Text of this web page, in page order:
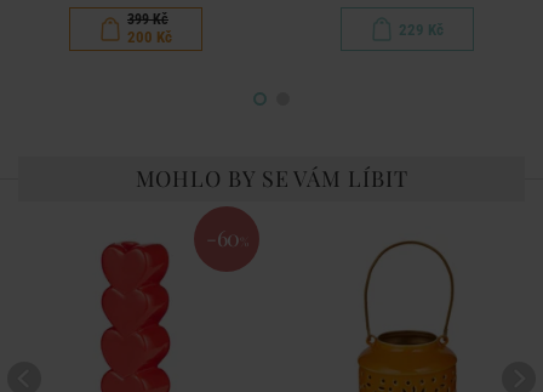
399 Kč
200 Kč 229 Kč
MOHLO BY SE VÁM LÍBIT
-60 %